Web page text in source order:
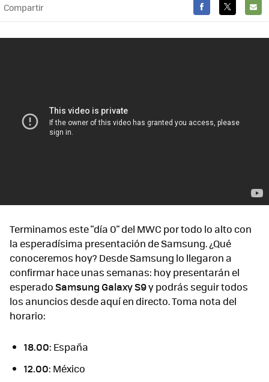
Compartir
MAIL
Terminamos este "día 0" del MWC por todo lo alto con
la esperadísima presentación de Samsung. ¿Qué
conoceremos hoy? Desde Samsung lo llegaron a
confirmar hace unas semanas: hoy presentarán el
esperadoSamsung Galaxy S9y podrás seguir todos
los anuncios desde aquí en directo. Toma nota del
horario:
18.00: España
12.00: México